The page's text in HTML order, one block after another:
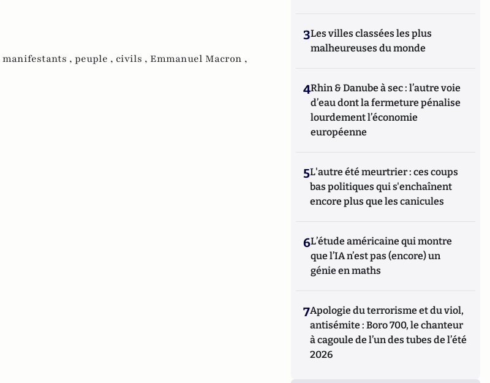
manifestants , peuple , civils , Emmanuel Macron ,
3Les villes classées les plus
malheureuses du monde
4Rhin & Danube à sec : l’autre voie
d’eau dont la fermeture pénalise
lourdement l’économie
européenne
5L'autre été meurtrier : ces coups
bas politiques qui s'enchaînent
encore plus que les canicules
6L’étude américaine qui montre
que l’IA n’est pas (encore) un
génie en maths
7Apologie du terrorisme et du viol,
antisémite : Boro 700, le chanteur
à cagoule de l’un des tubes de l’été
2026